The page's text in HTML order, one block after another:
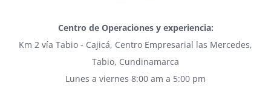
Centro de Operaciones y experiencia:
Km 2 vía Tabio - Cajicá, Centro Empresarial las Mercedes,
Tabio, Cundinamarca
Lunes a viernes 8:00 am a 5:00 pm